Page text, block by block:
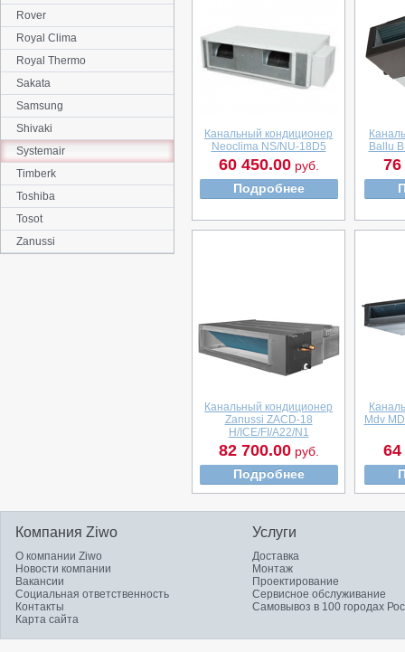
Канальный кондиционер
Neoclima NS/NU-18D5
60 450.00руб.
Подробнее
Ballu
76
Канальный кондиционер
Zanussi ZACD-18
H/ICE/FI/A22/N1
82 700.00руб.
Подробнее
Mdv
64
Rover
Royal Clima
Royal Thermo
Sakata
Samsung
Shivaki
Systemair
Timberk
Toshiba
Tosot
Zanussi
Компания Ziwo
О компании Ziwo
Новости компании
Вакансии
Социальная ответственность
Контакты
Карта сайта
Услуги
Доставка
Монтаж
Проектирование
Сервисное обслуживание
Самовывоз в 100 городах